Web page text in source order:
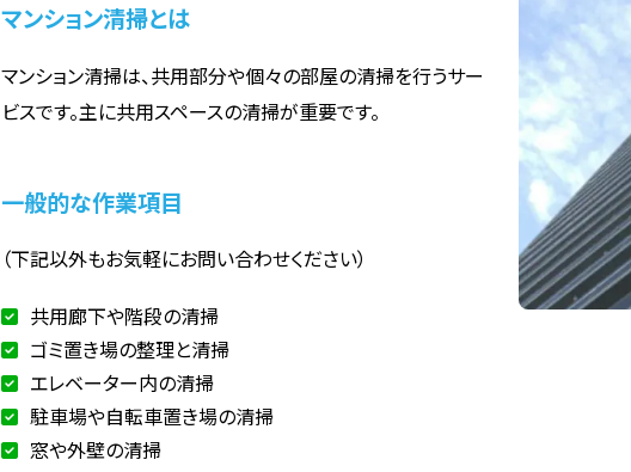
マンション清掃とは
マンション清掃は、共用部分や個々の部屋の清掃を行うサー
ビスです。主に共用スペースの清掃が重要です。
一般的な作業項目
（下記以外もお気軽にお問い合わせください）
共用廊下や階段の清掃
ゴミ置き場の整理と清掃
エレベーター内の清掃
駐車場や自転車置き場の清掃
窓や外壁の清掃